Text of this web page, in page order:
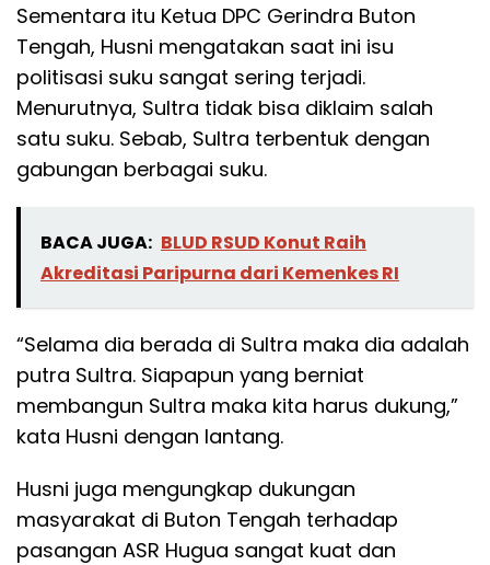
Sementara itu Ketua DPC Gerindra Buton
Tengah, Husni mengatakan saat ini isu
politisasi suku sangat sering terjadi.
Menurutnya, Sultra tidak bisa diklaim salah
satu suku. Sebab, Sultra terbentuk dengan
gabungan berbagai suku.
BACA JUGA: BLUD RSUD Konut Raih
Akreditasi Paripurna dari Kemenkes RI
“Selama dia berada di Sultra maka dia adalah
putra Sultra. Siapapun yang berniat
membangun Sultra maka kita harus dukung,”
kata Husni dengan lantang.
Husni juga mengungkap dukungan
masyarakat di Buton Tengah terhadap
pasangan ASR Hugua sangat kuat dan